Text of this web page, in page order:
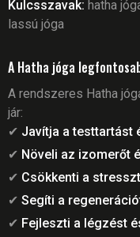
Kulcsszavak: hatha
lassú jóga
A Hatha jóga
A rendszeres Hatha
jár:
✔ Javítja a testtartást
✔ Növeli az izomerőt
✔ Csökkenti a
✔ Segíti a
✔ Fejleszti a légzést